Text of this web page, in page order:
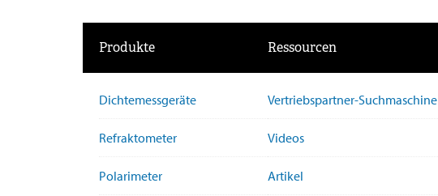
Produkte
Dichtemessgeräte
Refraktometer
Polarimeter
Ressourcen
Vertriebspartner-Suchmaschine
Videos
Artikel